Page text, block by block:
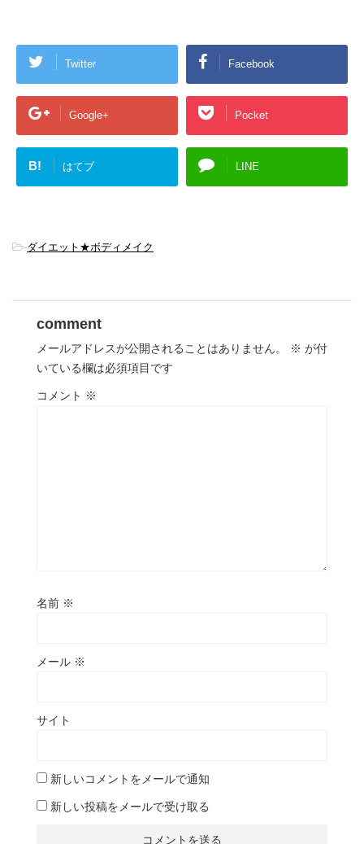
Twitter Facebook
Google+ Pocket
B! はてブ LINE
-ダイエット★ボディメイク
comment
メールアドレスが公開されることはありません。 ※ が付
いている欄は必須項目です
コメント ※
名前 ※
メール ※
サイト
新しいコメントをメールで通知
新しい投稿をメールで受け取る